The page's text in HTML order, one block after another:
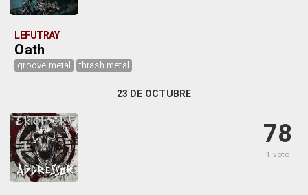
LEFUTRAY
Oath
groove metal thrash metal
23 DE OCTUBRE
78
1 voto